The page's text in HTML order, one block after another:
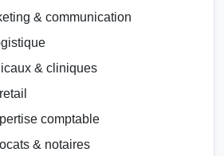
& communication
& cliniques
comptable
& notaires